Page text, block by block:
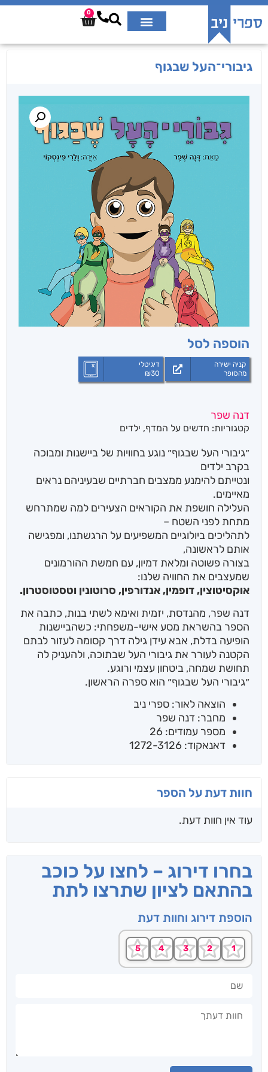
0
גיבורי־העל שבגוף
הוספה לסל
קניה ישירה
מהסופר
דיגיטלי
₪30
דנה שפר
קטגוריות: חדשים על המדף, ילדים
״גיבורי העל שבגוף״ נוגע בחוויות של ביישנות ומבוכה
בקרב ילדים
ונטייתם להימנע ממצבים חברתיים שבעיניהם נראים
מאיימים.
העלילה חושפת את הקוראים הצעירים למה שמתרחש
מתחת לפני השטח –
לתהליכים ביולוגיים המשפיעים על הרגשתנו, ומפגישה
אותם לראשונה,
בצורה פשוטה ומלאת דמיון, עם חמשת ההורמונים
שמעצבים את החוויה שלנו:
אוקסיטוצין, דופמין, אנדורפין, סרוטונין וטסטוסטרון.
דנה שפר, מהנדסת, יזמית ואימא לשתי בנות, כתבה את
הספר בהשראת מסע אישי-משפחתי: כשהביישנות
הופיעה בדלת, אבא עידן גילה דרך קסומה לעזור לבתם
הקטנה לעורר את גיבורי העל שבתוכה, ולהעניק לה
תחושת שמחה, ביטחון עצמי ורוגע.
״גיבורי העל שבגוף״ הוא ספרה הראשון.
הוצאה לאור: ספרי ניב
מחבר: דנה שפר
מספר עמודים: 26
דאנאקוד: 1272-3126
חוות דעת על הספר
עוד אין חוות דעת.
בחרו דירוג – לחצו על כוכב
בהתאם לציון שתרצו לתת
הוספת דירוג וחוות דעת